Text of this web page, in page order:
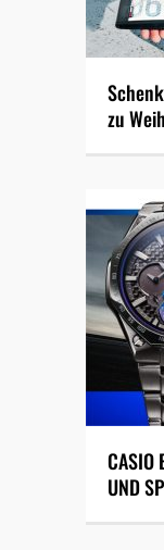
zu
CASIO
UND